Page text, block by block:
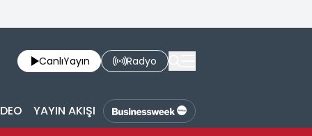
CanlıYayın Radyo
YAYIN AKIŞI